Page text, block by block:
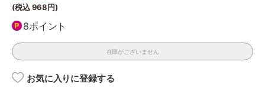
(税込968円)
8ポイント
在庫がございません
お気に入りに登録する